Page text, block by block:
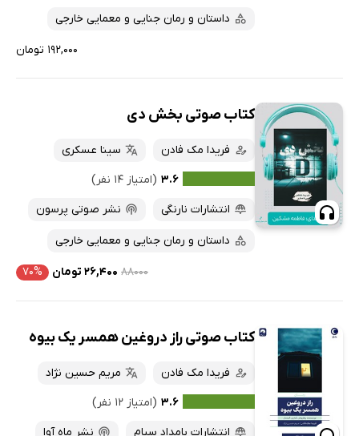
داستان و رمان جنایی و معمایی خارجی
۱۹۲,۰۰۰ تومان
کتاب صوتی بخش دی
فریدا مک فادن
سینا عسکری
۳.۶ (امتیاز ۱۴ نفر)
انتشارات نارنگی
نشر صوتی پرسون
داستان و رمان جنایی و معمایی خارجی
۸۸۰۰۰ ۲۶,۴۰۰ تومان ۷۰%
کتاب صوتی راز دروغین همسر یک بیوه
فریدا مک فادن
مریم حسین نژاد
۳.۶ (امتیاز ۱۲ نفر)
انتشارات بامداد سیام
نشر ماه آوا